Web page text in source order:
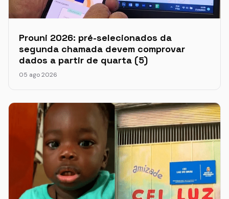
Prouni 2026: pré-selecionados da
segunda chamada devem comprovar
dados a partir de quarta (5)
05 ago 2026